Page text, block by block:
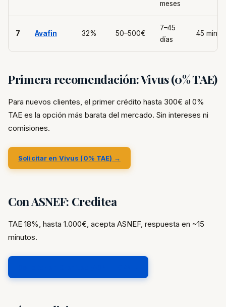
meses
7 Avafin 32% 50–500€
7–45
días
45 min
Primera recomendación: Vivus (0% TAE)
Para nuevos clientes, el primer crédito hasta 300€ al 0%
TAE es la opción más barata del mercado. Sin intereses ni
comisiones.
Solicitar en Vivus (0% TAE) →
Con ASNEF: Creditea
TAE 18%, hasta 1.000€, acepta ASNEF, respuesta en ~15
minutos.